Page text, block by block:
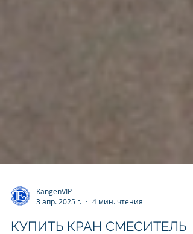
3 апр. 2025 г.
4 мин. чтения